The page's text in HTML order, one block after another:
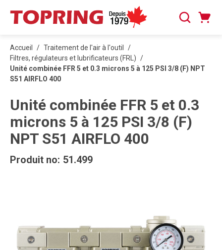
PASSER AU CONTENU PRINCIPAL
Recherche
Accueil / Traitement de l'air à l'outil
/
Filtres, régulateurs et lubrificateurs (FRL) /
Unité combinée FFR 5 et 0.3 microns 5 à 125 PSI 3/8 (F) NPT
S51 AIRFLO 400
Unité combinée FFR 5 et 0.3
microns 5 à 125 PSI 3/8 (F)
NPT S51 AIRFLO 400
Produit no: 51.499